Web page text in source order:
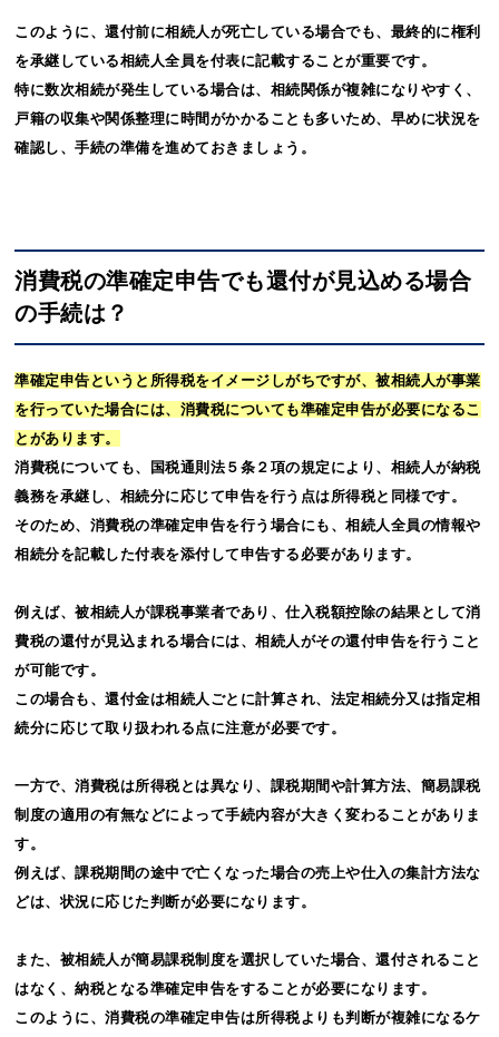
このように、還付前に相続人が死亡している場合でも、最終的に権利
を承継している相続人全員を付表に記載することが重要です。
特に数次相続が発生している場合は、相続関係が複雑になりやすく、
戸籍の収集や関係整理に時間がかかることも多いため、早めに状況を
確認し、手続の準備を進めておきましょう。
消費税の準確定申告でも還付が見込める場合
の手続は？
準確定申告というと所得税をイメージしがちですが、被相続人が事業
を行っていた場合には、消費税についても準確定申告が必要になるこ
とがあります。
消費税についても、国税通則法５条２項の規定により、相続人が納税
義務を承継し、相続分に応じて申告を行う点は所得税と同様です。
そのため、消費税の準確定申告を行う場合にも、相続人全員の情報や
相続分を記載した付表を添付して申告する必要があります。
例えば、被相続人が課税事業者であり、仕入税額控除の結果として消
費税の還付が見込まれる場合には、相続人がその還付申告を行うこと
が可能です。
この場合も、還付金は相続人ごとに計算され、法定相続分又は指定相
続分に応じて取り扱われる点に注意が必要です。
一方で、消費税は所得税とは異なり、課税期間や計算方法、簡易課税
制度の適用の有無などによって手続内容が大きく変わることがありま
す。
例えば、課税期間の途中で亡くなった場合の売上や仕入の集計方法な
どは、状況に応じた判断が必要になります。
また、被相続人が簡易課税制度を選択していた場合、還付されること
はなく、納税となる準確定申告をすることが必要になります。
このように、消費税の準確定申告は所得税よりも判断が複雑になるケ